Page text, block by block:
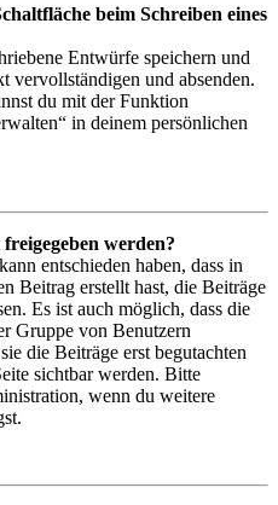
beim Schreiben eines
Entwürfe speichern und
vervollständigen und absenden.
du mit der Funktion
in deinem persönlichen
werden?
entschieden haben, dass in
Beitrag erstellt hast, die Beiträge
Es ist auch möglich, dass die
Gruppe von Benutzern
die Beiträge erst begutachten
sichtbar werden. Bitte
wenn du weitere